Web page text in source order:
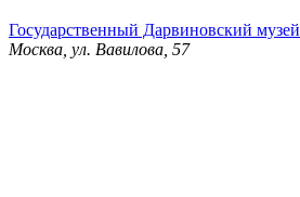
Государственный Дарвиновский музей
Москва, ул. Вавилова, 57